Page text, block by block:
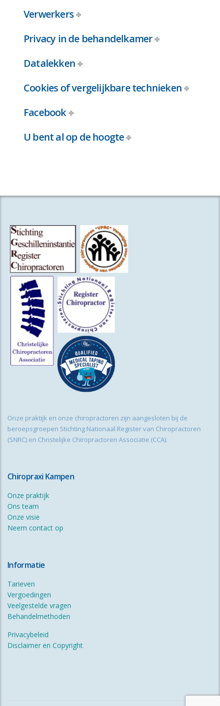
Verwerkers
Privacy in de behandelkamer
Datalekken
Cookies of vergelijkbare technieken
Facebook
U bent al op de hoogte
Onze praktijk en onze chiropractoren zijn aangesloten bij de
beroepsgroepen Stichting Nationaal Register van Chiropractoren
(SNRC) en Christelijke Chiropractoren Associatie (CCA).
Chiropraxi Kampen
Onze praktijk
Ons team
Onze visie
Neem contact op
Informatie
Tarieven
Vergoedingen
Veelgestelde vragen
Behandelmethoden
Privacybeleid
Disclaimer en Copyright